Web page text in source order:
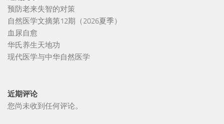
预防老来失智的对策
自然医学文摘第12期（2026夏季）
血尿自愈
华氏养生天地功
现代医学与中华自然医学
近期评论
您尚未收到任何评论。